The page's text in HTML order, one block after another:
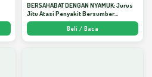
BERSAHABAT DENGAN NYAMUK: Jurus
Jitu Atasi Penyakit Bersumber
Nyamuk - Arda Dinata
Beli / Baca